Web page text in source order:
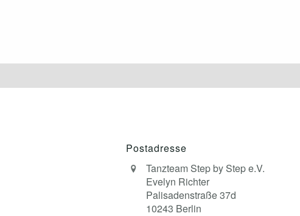
Postadresse
Tanzteam Step by Step e.V.
Evelyn Richter
Palisadenstraße 37d
10243 Berlin